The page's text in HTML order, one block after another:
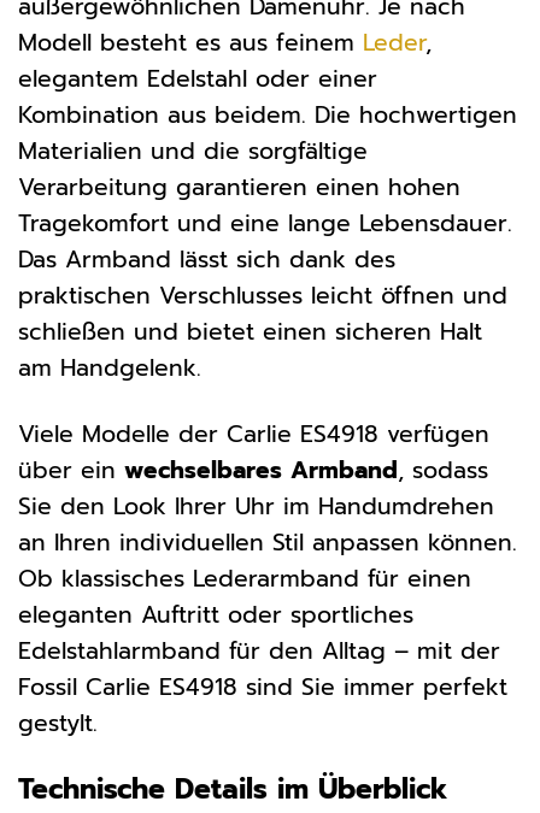
außergewöhnlichen Damenuhr. Je nach
Modell besteht es aus feinem Leder,
elegantem Edelstahl oder einer
Kombination aus beidem. Die hochwertigen
Materialien und die sorgfältige
Verarbeitung garantieren einen hohen
Tragekomfort und eine lange Lebensdauer.
Das Armband lässt sich dank des
praktischen Verschlusses leicht öffnen und
schließen und bietet einen sicheren Halt
am Handgelenk.
Viele Modelle der Carlie ES4918 verfügen
über ein wechselbares Armband, sodass
Sie den Look Ihrer Uhr im Handumdrehen
an Ihren individuellen Stil anpassen können.
Ob klassisches Lederarmband für einen
eleganten Auftritt oder sportliches
Edelstahlarmband für den Alltag – mit der
Fossil Carlie ES4918 sind Sie immer perfekt
gestylt.
Technische Details im Überblick